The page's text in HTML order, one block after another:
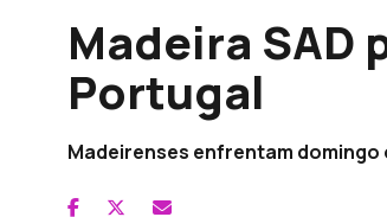
Madeira SAD
Portugal
Madeirenses enfrentam domingo